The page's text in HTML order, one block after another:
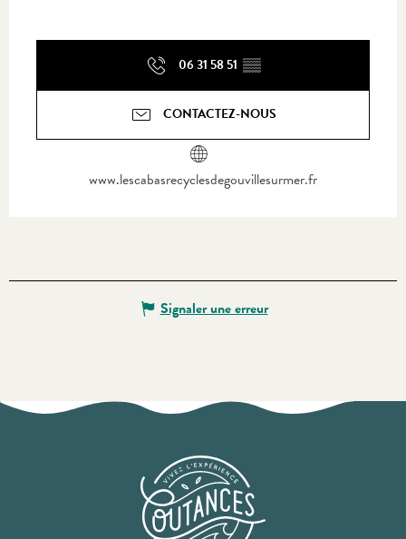
06 31 58 51 ▒▒
CONTACTEZ-NOUS
www.lescabasrecyclesdegouvillesurmer.fr
Signaler une erreur